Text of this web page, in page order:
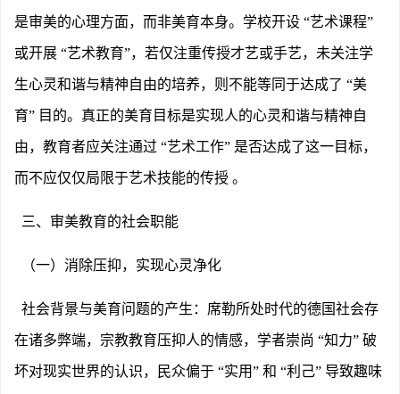
是审美的心理方面，而非美育本身。学校开设 “艺术课程”
或开展 “艺术教育”，若仅注重传授才艺或手艺，未关注学
生心灵和谐与精神自由的培养，则不能等同于达成了 “美
育” 目的。真正的美育目标是实现人的心灵和谐与精神自
由，教育者应关注通过 “艺术工作” 是否达成了这一目标，
而不应仅仅局限于艺术技能的传授 。
三、审美教育的社会职能
（一）消除压抑，实现心灵净化
社会背景与美育问题的产生：席勒所处时代的德国社会存
在诸多弊端，宗教教育压抑人的情感，学者崇尚 “知力” 破
坏对现实世界的认识，民众偏于 “实用” 和 “利己” 导致趣味